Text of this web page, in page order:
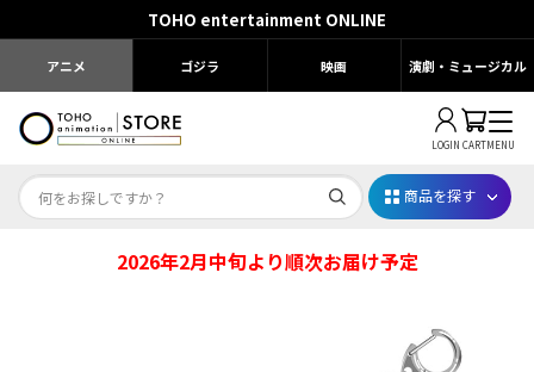
TOHO entertainment ONLINE
アニメ ゴジラ 映画 演劇・ミュージカル
LOGIN CARTMENU
商品を探す
2026年2月中旬より順次お届け予定